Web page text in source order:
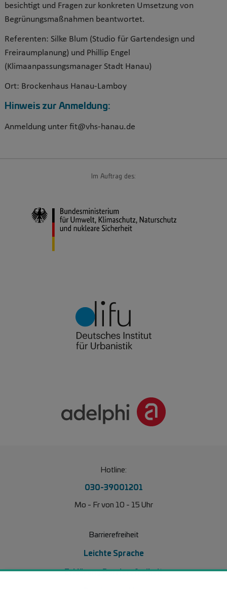
besichtigt und Fragen zur konkreten Umsetzung von
Begrünungsmaßnahmen beantwortet.
Referenten: Silke Blum (Studio für Gartendesign und
Freiraumplanung) und Phillip Engel
(Klimaanpassungsmanager Stadt Hanau)
Ort: Brockenhaus Hanau-Lamboy
Hinweis zur Anmeldung:
Anmeldung unter fit@vhs-hanau.de
Im Auftrag des:
Hotline:
030-39001201
Mo - Fr von 10 - 15 Uhr
Barrierefreiheit
Leichte Sprache
Erklärung Barrierefreiheit